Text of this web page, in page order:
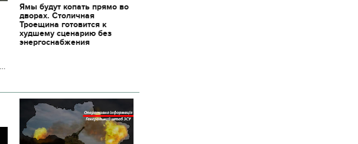
Ямы будут копать прямо во
дворах. Столичная
Троещина готовится к
худшему сценарию без
энергоснабжения